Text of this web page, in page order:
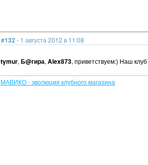
#132 - 1 августа 2012 в 11:08
tymur, Б@гира, Alex873, приветствуем:) Наш
МАВИКО - эволюция клубного магазина